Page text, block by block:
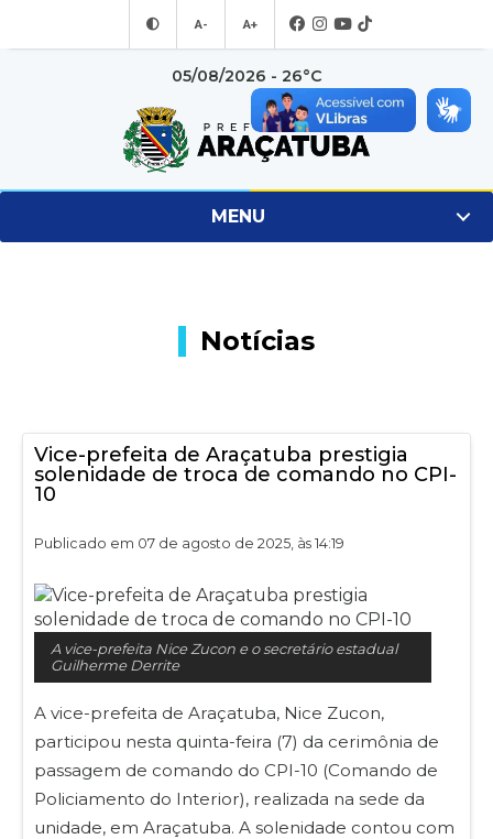
A- A+
05/08/2026 - 26°C
MENU
Notícias
Vice-prefeita de Araçatuba prestigia
solenidade de troca de comando no CPI-
10
Publicado em 07 de agosto de 2025, às 14:19
A vice-prefeita Nice Zucon e o secretário estadual
Guilherme Derrite
A vice-prefeita de Araçatuba, Nice Zucon,
participou nesta quinta-feira (7) da cerimônia de
passagem de comando do CPI-10 (Comando de
Policiamento do Interior), realizada na sede da
unidade, em Araçatuba. A solenidade contou com